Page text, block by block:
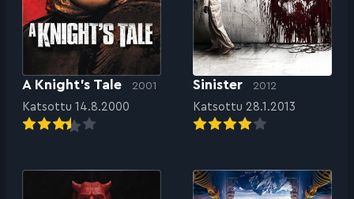
A Knight’s Tale 2001
Katsottu 14.8.2000
Sinister 2012
Katsottu 28.1.2013